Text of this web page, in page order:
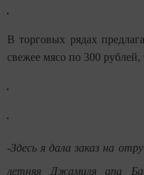
В торговых рядах
свежее мясо по 300
-Здесь я дала заказ на
летняя Джамиля апа